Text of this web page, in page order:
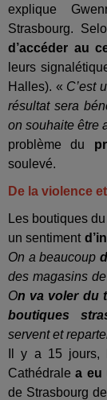
explique
Strasbourg.
d’accéder au
leurs
Halles). « C’est
résultat sera
on souhaite être
problème du
soulevé.
De la violence
Les boutiques
un sentiment
On a beaucoup
des magasins
On va voler du
boutiques
servent et
Il y a 15 jours,
Cathédralea eu
de Strasbourg